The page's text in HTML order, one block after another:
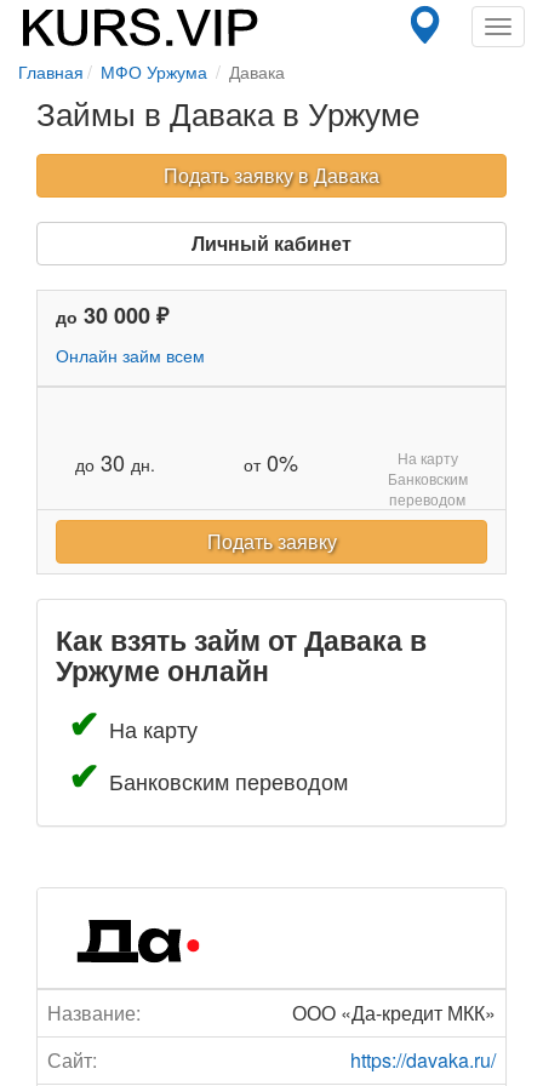
Главная МФО Уржума Давака
Займы в Давака в Уржуме
Подать заявку в Давака
Личный кабинет
до 30 000 ₽
Онлайн займ всем
до 30 дн. от0%
На карту
Банковским
переводом
Подать заявку
Как взять займ от Давака в
Уржуме онлайн
На карту
Банковским переводом
Название:
ООО «Да-кредит МКК»
Сайт:
https://davaka.ru/